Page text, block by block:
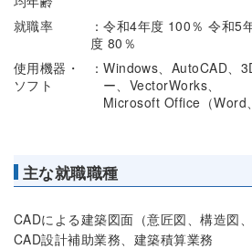
就職率
：令和4年度 100％ 令和5
度 80％
使用機器・
ソフト
：Windows、AutoCAD、
ー、VectorWorks、
Microsoft Office（Word
主な就職職種
CADによる建築図面（意匠図、構造図
CAD設計補助業務、建築積算業務